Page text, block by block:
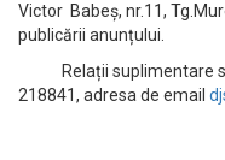
Victor Babeș, nr.11,
publicării anunțului.
Relații suplimentare se
218841, adresa de email